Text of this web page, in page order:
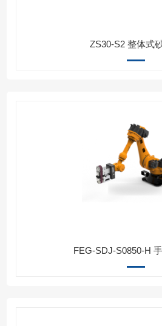
ZS30-S2 整体式
FEG-SDJ-S0850-H